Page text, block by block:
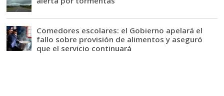
Comedores escolares: el Gobierno apelará el
fallo sobre provisión de alimentos y aseguró
que el servicio continuará